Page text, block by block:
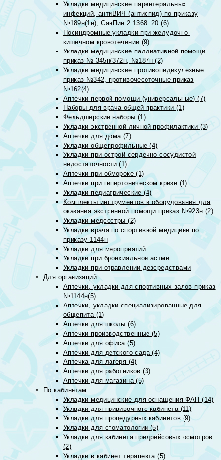
Укладки медицинские парентеральных
инфекций, антиВИЧ (антиспид) по приказу
№189н(1н), СанПин 2.1368−20 (6)
Посиндромные укладки при желудочно-
кишечном кровотечении (9)
Укладки медицинские паллиативной помощи
приказ № 345н/372н, №187н (2)
Укладки медицинские противопедикулезные
приказ №342, противочесоточные приказ
№162(4)
Аптечки первой помощи (универсальные) (7)
Наборы для врача общей практики (1)
Фельдшерские наборы (1)
Укладки экстренной личной профилактики (3)
Аптечки для дома (7)
Укладки общепрофильные (4)
Укладки при острой сердечно-сосудистой
недостаточности (1)
Аптечки при обмороке (1)
Аптечки при гипертоническом кризе (1)
Укладки педиатрические (4)
Комплекты инструментов и оборудования для
оказания экстренной помощи приказ №923н (2)
Укладки медсестры (2)
Укладки врача по спортивной медицине по
приказу 1144н
Укладки для мероприятий
Укладки при бронхиальной астме
Укладки при отравлении дезсредствами
Для организаций
Аптечки, укладки для спортивных залов приказ
№1144н(5)
Аптечки, укладки специализированные для
общепита (1)
Аптечки для школы (6)
Аптечки производственные (5)
Аптечки для офиса (5)
Аптечки для детского сада (4)
Аптечка для лагеря (4)
Аптечки для работников (3)
Аптечки для магазина (5)
По кабинетам
Укладки медицинские для оснащения ФАП (14)
Укладки для прививочного кабинета (11)
Укладки для процедурных кабинетов (9)
Укладки для стоматологии (5)
Укладки для кабинета предрейсовых осмотров
(2)
Укладки в кабинет терапевта (5)